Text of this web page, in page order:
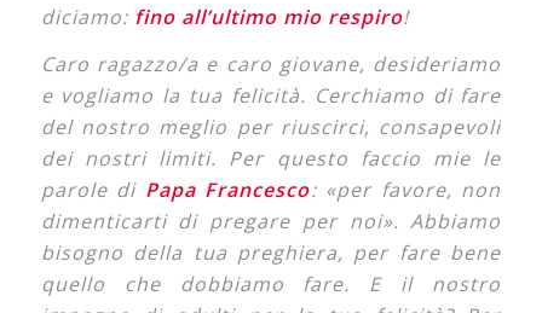
diciamo: fino all’ultimo mio respiro!
Caro ragazzo/a e caro giovane, desideriamo
e vogliamo la tua felicità. Cerchiamo di fare
del nostro meglio per riuscirci, consapevoli
dei nostri limiti. Per questo faccio mie le
parole di Papa Francesco: «per favore, non
dimenticarti di pregare per noi». Abbiamo
bisogno della tua preghiera, per fare bene
quello che dobbiamo fare. E il nostro